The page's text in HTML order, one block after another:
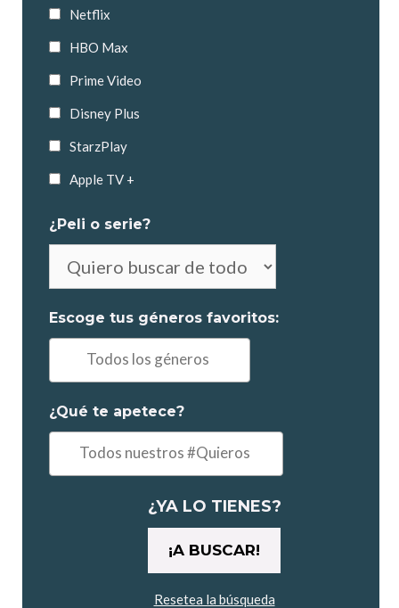
Netflix
HBO Max
Prime Video
Disney Plus
StarzPlay
Apple TV +
¿Peli o serie?
elegir
Escoge tus géneros favoritos:
¿Qué te apetece?
Ejemplo:
¿YA LO TIENES?
Resetea la búsqueda